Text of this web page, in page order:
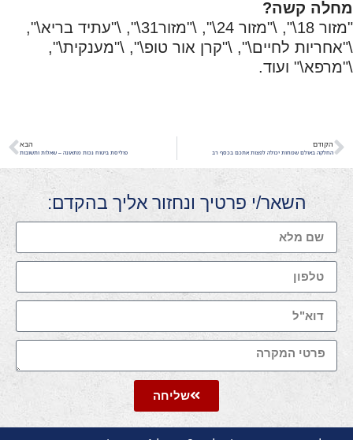
מחלה קשה?
"מזור 18\", \"מזור 24\", \"מזור31\", \"עתיד בריא\",
\"אחריות לחיים\", \"קרן אור טופ\", \"מענקית\",
\"מרפא\" ועוד.
הקודם
החלקה באולם שמחות יכולה לפצות אתכם בכסף רב
הבא
פוליסת ביטוח נכות מתאונה – שאלות ותשובות
השאר/י פרטיך ונחזור אליך בהקדם:
שליחה